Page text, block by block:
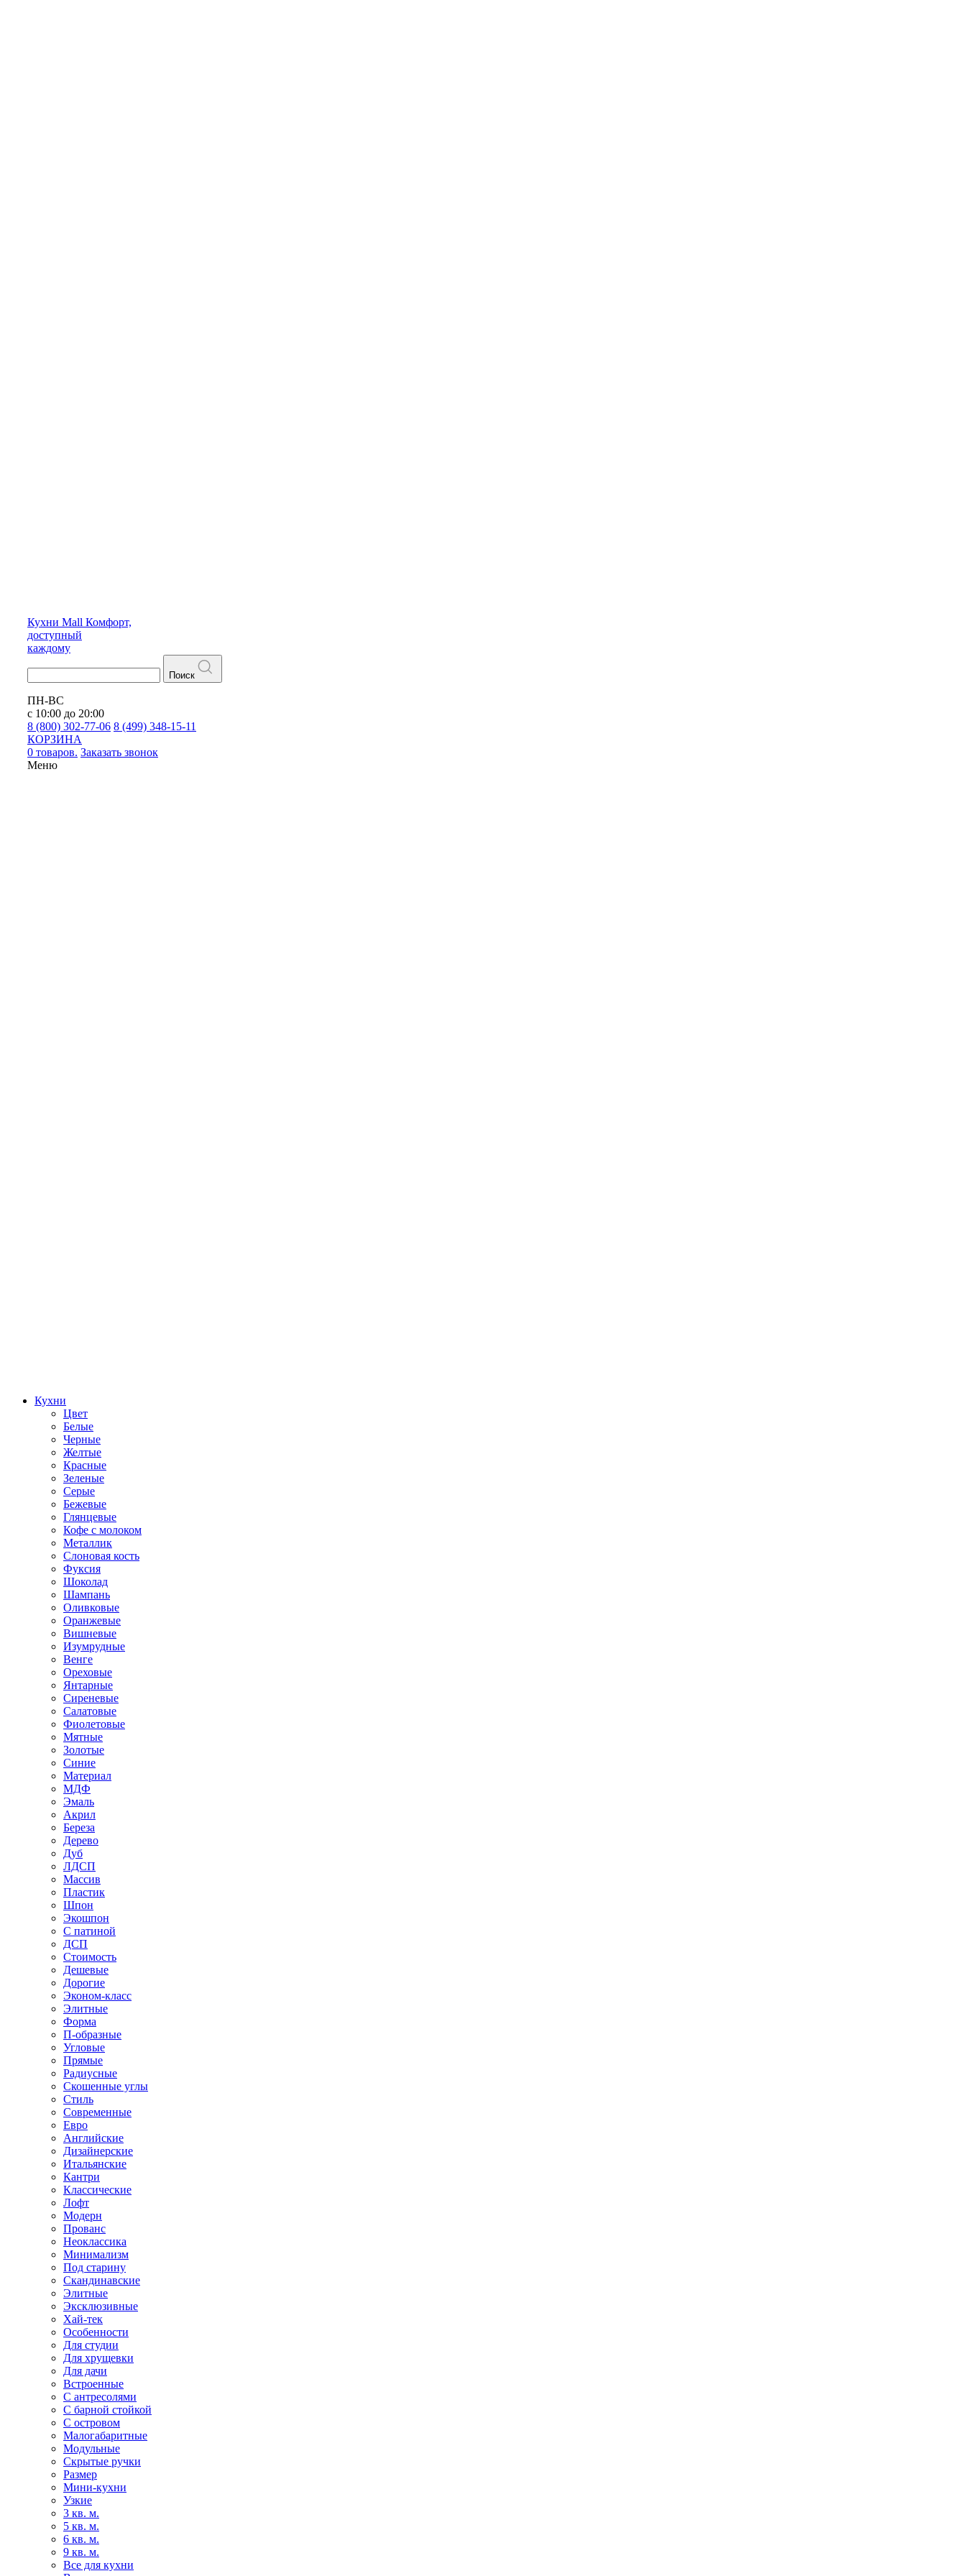
Кухни Mall Комфорт,
доступный
каждому
Поиск
ПН-ВС
с 10:00 до 20:00
8 (800) 302-77-06 8 (499) 348-15-11
КОРЗИНА
0 товаров. Заказать звонок
Меню
Кухни
Цвет
Белые
Черные
Желтые
Красные
Зеленые
Серые
Бежевые
Глянцевые
Кофе с молоком
Металлик
Слоновая кость
Фуксия
Шоколад
Шампань
Оливковые
Оранжевые
Вишневые
Изумрудные
Венге
Ореховые
Янтарные
Сиреневые
Салатовые
Фиолетовые
Мятные
Золотые
Синие
Материал
МДФ
Эмаль
Акрил
Береза
Дерево
Дуб
ЛДСП
Массив
Пластик
Шпон
Экошпон
С патиной
ДСП
Стоимость
Дешевые
Дорогие
Эконом-класс
Элитные
Форма
П-образные
Угловые
Прямые
Радиусные
Скошенные углы
Стиль
Современные
Евро
Английские
Дизайнерские
Итальянские
Кантри
Классические
Лофт
Модерн
Прованс
Неоклассика
Минимализм
Под старину
Скандинавские
Элитные
Эксклюзивные
Хай-тек
Особенности
Для студии
Для хрущевки
Для дачи
Встроенные
С антресолями
С барной стойкой
С островом
Малогабаритные
Модульные
Скрытые ручки
Размер
Мини-кухни
Узкие
3 кв. м.
5 кв. м.
6 кв. м.
9 кв. м.
Все для кухни